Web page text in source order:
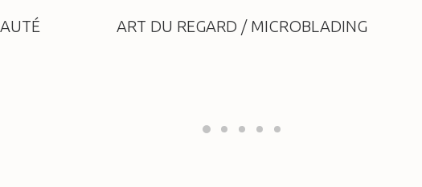
ART DU REGARD / MICROBLADING